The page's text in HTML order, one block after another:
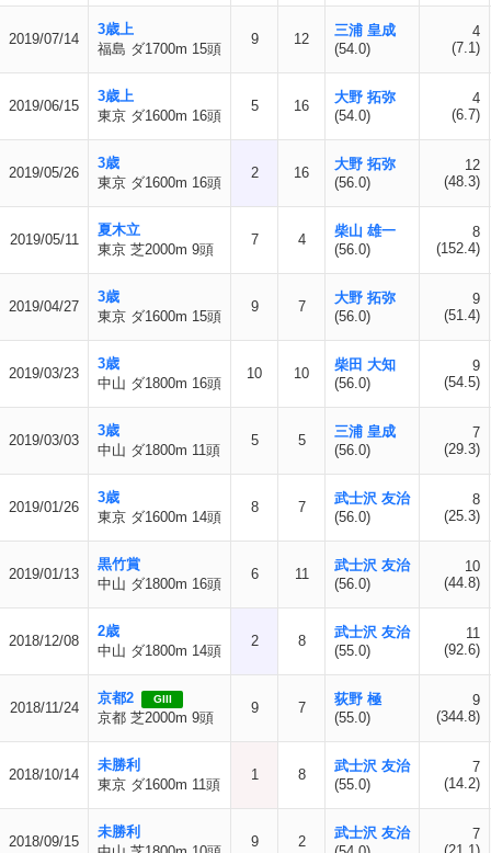
2019/07/14
3歳上
福島 ダ1700m 15頭
9 12
三浦 皇成
(54.0)
4
(7.1)
2019/06/15
3歳上
東京 ダ1600m 16頭
5 16
大野 拓弥
(54.0)
4
(6.7)
2019/05/26
3歳
東京 ダ1600m 16頭
2 16
大野 拓弥
(56.0)
12
(48.3)
2019/05/11
夏木立
東京 芝2000m 9頭
7 4
柴山 雄一
(56.0)
8
(152.4)
2019/04/27
3歳
東京 ダ1600m 15頭
9 7
大野 拓弥
(56.0)
9
(51.4)
2019/03/23
3歳
中山 ダ1800m 16頭
10 10
柴田 大知
(56.0)
9
(54.5)
2019/03/03
3歳
中山 ダ1800m 11頭
5 5
三浦 皇成
(56.0)
7
(29.3)
2019/01/26
3歳
東京 ダ1600m 14頭
8 7
武士沢 友治
(56.0)
8
(25.3)
2019/01/13
黒竹賞
中山 ダ1800m 16頭
6 11
武士沢 友治
(56.0)
10
(44.8)
2018/12/08
2歳
中山 ダ1800m 14頭
2 8
武士沢 友治
(55.0)
11
(92.6)
2018/11/24
京都2 GIII
京都 芝2000m 9頭
9 7
荻野 極
(55.0)
9
(344.8)
2018/10/14
未勝利
東京 ダ1600m 11頭
1 8
武士沢 友治
(55.0)
7
(14.2)
2018/09/15
未勝利
9 2
武士沢 友治
7